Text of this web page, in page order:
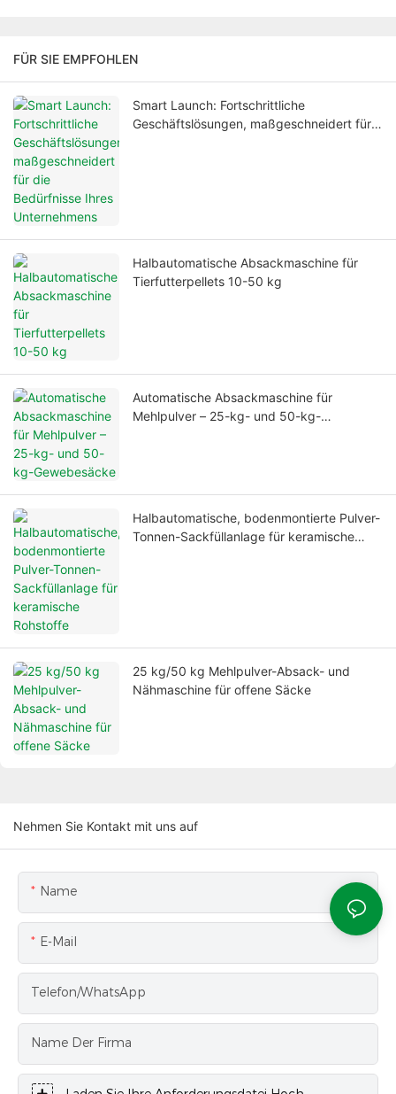
FÜR SIE EMPFOHLEN
Smart Launch: Fortschrittliche
Geschäftslösungen, maßgeschneidert für
Halbautomatische Absackmaschine für
Tierfutterpellets 10-50 kg
Automatische Absackmaschine für
Mehlpulver – 25-kg- und 50-kg-
Halbautomatische, bodenmontierte Pulver-
Tonnen-Sackfüllanlage für keramische
25 kg/50 kg Mehlpulver-Absack- und
Nähmaschine für offene Säcke
Nehmen Sie Kontakt mit uns auf
Name
E-Mail
Telefon/WhatsApp
Name Der Firma